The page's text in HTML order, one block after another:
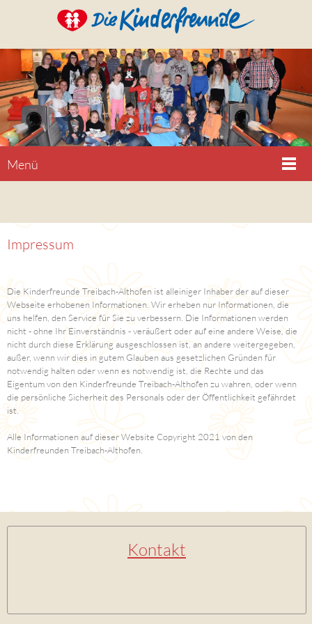
Menü
Impressum
Die Kinderfreunde Treibach-Althofen ist alleiniger Inhaber der auf dieser
Webseite erhobenen Informationen. Wir erheben nur Informationen, die
uns helfen, den Service für Sie zu verbessern. Die Informationen werden
nicht - ohne Ihr Einverständnis - veräußert oder auf eine andere Weise, die
nicht durch diese Erklärung ausgeschlossen ist, an andere weitergegeben,
außer, wenn wir dies in gutem Glauben aus gesetzlichen Gründen für
notwendig halten oder wenn es notwendig ist, die Rechte und das
Eigentum von den Kinderfreunde Treibach-Althofen zu wahren, oder wenn
die persönliche Sicherheit des Personals oder der Öffentlichkeit gefährdet
ist.
Alle Informationen auf dieser Website Copyright 2021 von den
Kinderfreunden Treibach-Althofen.
Kontakt